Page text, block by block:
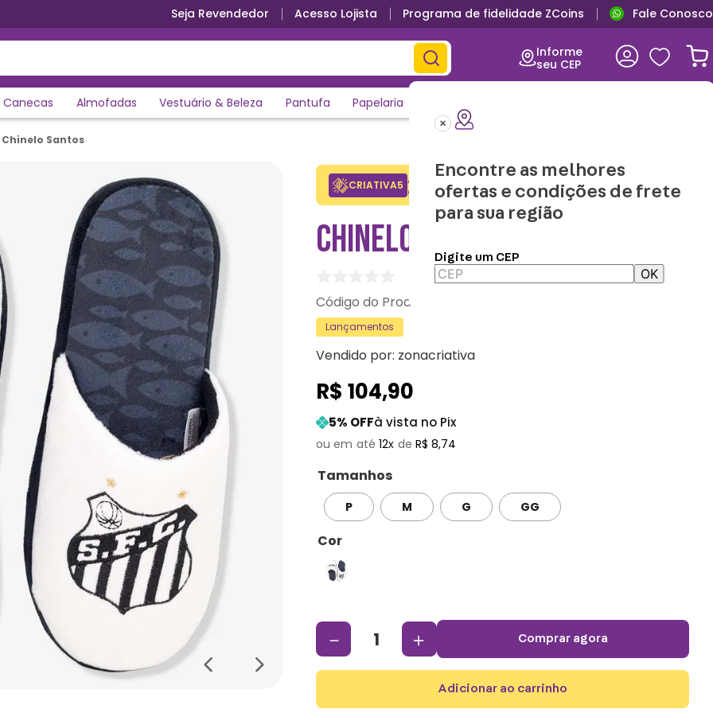
Seja Revendedor Acesso Lojista Programa de fidelidade ZCoins Fale Conosco
Informe
seu CEP
Encontre as melhores
ofertas e condições de frete
para sua região
Digite um CEP
OK
Canecas Almofadas Vestuário & Beleza Pantufa Papelaria
Chinelo Santos
CRIATIVA5 Adicione o cupom no carrinho e
ganhe desconto na 1a compra.
Copiar
CHINELO SANTOS
Lançamentos
Vendido por: zonacriativa
R$ 104,90
5% OFFà vista no Pix
12 R$ 8,74
Tamanhos
P M G GG
Cor
＋
－ comprar agora
adicionar ao carrinho